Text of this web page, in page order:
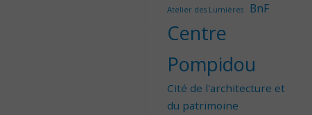
Atelier des Lumières BnF
Centre
Pompidou
Cité de l'architecture et
du patrimoine